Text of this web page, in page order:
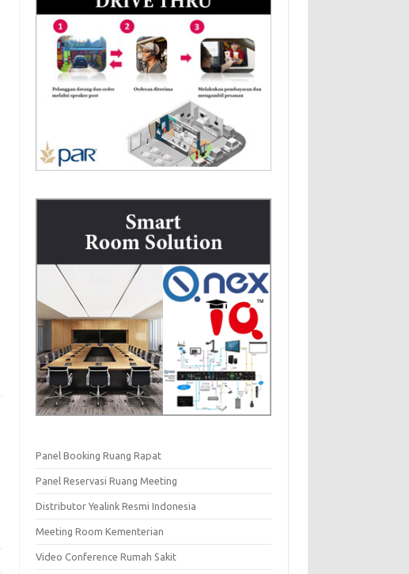
Panel Booking Ruang Rapat
Panel Reservasi Ruang Meeting
Distributor Yealink Resmi Indonesia
Meeting Room Kementerian
Video Conference Rumah Sakit